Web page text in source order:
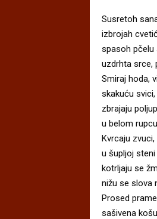
Susretoh
izbrojah
spasoh pčelu
uzdrhta srce,
Smiraj hoda,
skakuću
zbrajaju
u belom
Kvrcaju
u šupljoj
kotrljaju se
nižu se slova
Prosed
sašivena